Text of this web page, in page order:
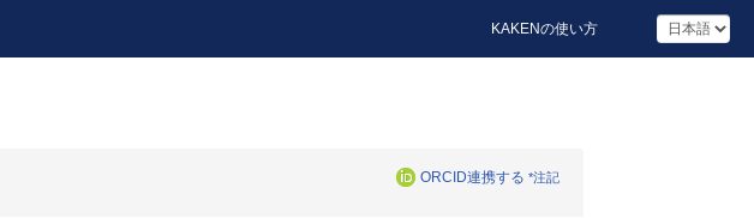
KAKENの使い方
ORCID連携する *注記